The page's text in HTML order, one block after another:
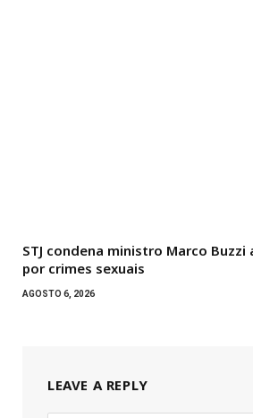
STJ condena ministro Marco Buzzi
por crimes sexuais
AGOSTO 6, 2026
LEAVE A REPLY